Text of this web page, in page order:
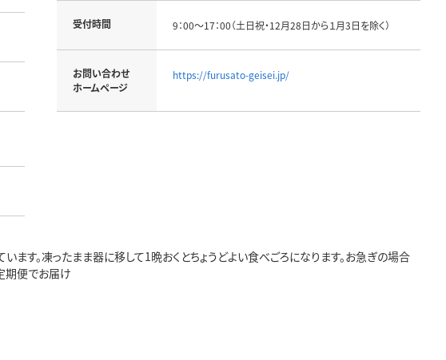
受付時間 9：00～17：00（土日祝・12月28日から１月3日を除く）
お問い合わせ
ホームページ
https://furusato-geisei.jp/
す。凍ったまま器に移して1晩おくとちょうどよい食べごろになります。お急ぎの場合
期便でお届け